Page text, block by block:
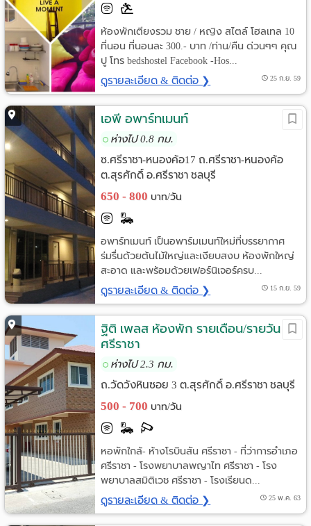
ห้องพักเตียงรวม ชาย / หญิง สไตล์ โฮลเทล 10
ที่นอน ที่นอนละ 300.- บาท /ท่าน/คืน ด่วนๆๆ คุณ
ปู โทร bedshostel Facebook -Hos...
ดูรายละเอียด & ติดต่อ ❯ 25 ก.ย. 59
เอพี อพาร์ทเมนท์
ห่างไป 0.8 กม.
ซ.ศรีราชา-หนองค้อ17 ถ.ศรีราชา-หนองค้อ
ต.สุรศักดิ์ อ.ศรีราชา ชลบุรี
650 - 800 บาท/วัน
อพาร์ทเมนท์ เป็นอพาร์มเมนท์ใหม่ที่บรรยากาศ
ร่มรื่นด้วยต้นไม้ใหญ่และเงียบสงบ ห้องพักใหญ่
สะอาด และพร้อมด้วยเฟอร์นิเจอร์ครบ...
ดูรายละเอียด & ติดต่อ ❯ 15 ก.ย. 59
ฐิติ เพลส ห้องพัก รายเดือน/รายวัน
ศรีราชา
ห่างไป 2.3 กม.
ถ.วัดวังหินซอย 3 ต.สุรศักดิ์ อ.ศรีราชา ชลบุรี
500 - 700 บาท/วัน
หอพักใกล้- ห้างโรบินสัน ศรีราชา - ที่ว่าการอำเภอ
ศรีราชา - โรงพยาบาลพญาไท ศรีราชา - โรง
พยาบาลสมิติเวช ศรีราชา - โรงเรียนด...
ดูรายละเอียด & ติดต่อ ❯ 25 พ.ค. 63